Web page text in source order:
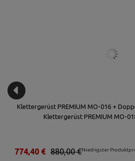
Klettergerüst PREMIUM MO-016 +
Klettergerüst PREMIUM MO-
Niedrigster
880,00 €
774,40 €